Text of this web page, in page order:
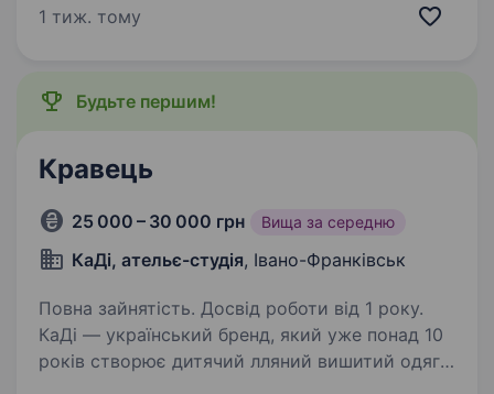
Ветеранів. Розглядаємо кандидатів з досвідом
жіночої білизни від початку до кінця…
1 тиж. тому
Будьте першим!
Кравець
25 000 – 30 000 грн Вища за середню
КаДі, ательє-студія, Івано-Франківськ
Повна зайнятість. Досвід роботи від 1 року.
КаДі — український бренд, який уже понад 10
років створює дитячий лляний вишитий одяг